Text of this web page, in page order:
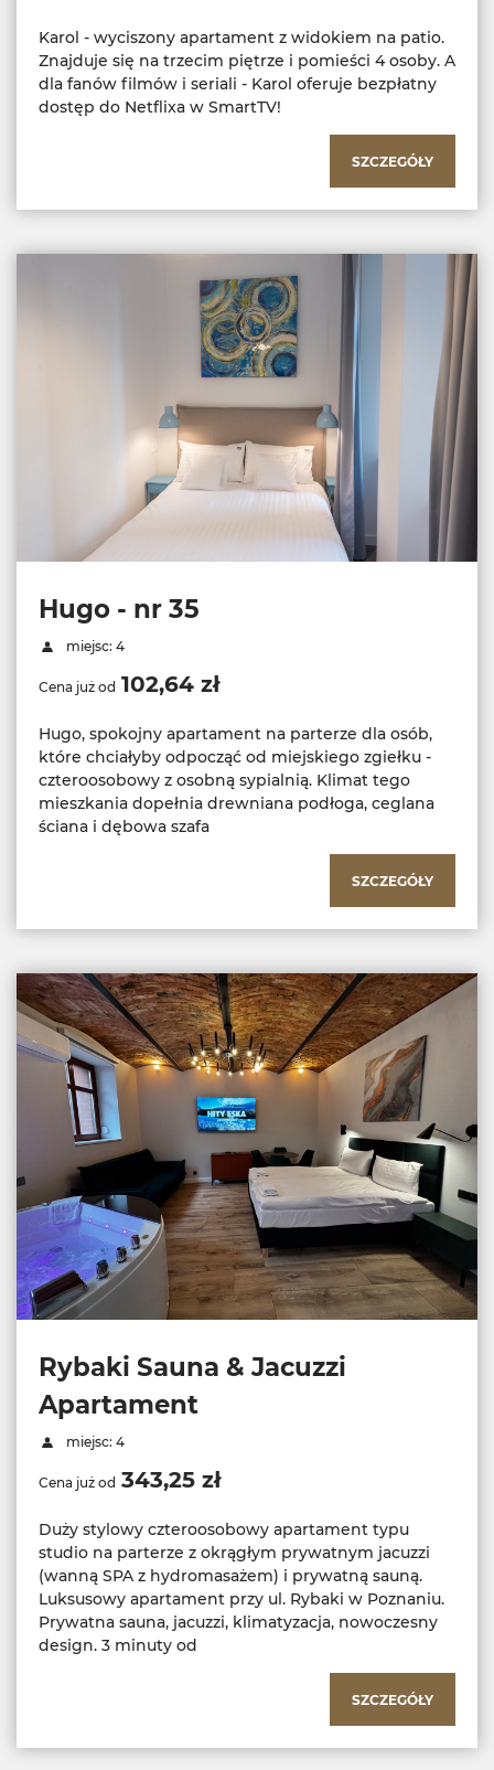
Karol - wyciszony apartament z widokiem na patio.
Znajduje się na trzecim piętrze i pomieści 4 osoby. A
dla fanów filmów i seriali - Karol oferuje bezpłatny
dostęp do Netflixa w SmartTV!
SZCZEGÓŁY
Hugo - nr 35
miejsc: 4
Cena już od 102,64 zł
Hugo, spokojny apartament na parterze dla osób,
które chciałyby odpocząć od miejskiego zgiełku -
czteroosobowy z osobną sypialnią. Klimat tego
mieszkania dopełnia drewniana podłoga, ceglana
ściana i dębowa szafa
SZCZEGÓŁY
Rybaki Sauna & Jacuzzi
Apartament
miejsc: 4
Cena już od 343,25 zł
Duży stylowy czteroosobowy apartament typu
studio na parterze z okrągłym prywatnym jacuzzi
(wanną SPA z hydromasażem) i prywatną sauną.
Luksusowy apartament przy ul. Rybaki w Poznaniu.
Prywatna sauna, jacuzzi, klimatyzacja, nowoczesny
design. 3 minuty od
SZCZEGÓŁY